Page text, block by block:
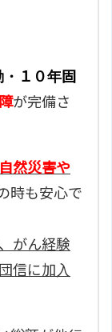
・１０年固
が完備さ
自然災害や
時も安心で
がん経験
信に加入